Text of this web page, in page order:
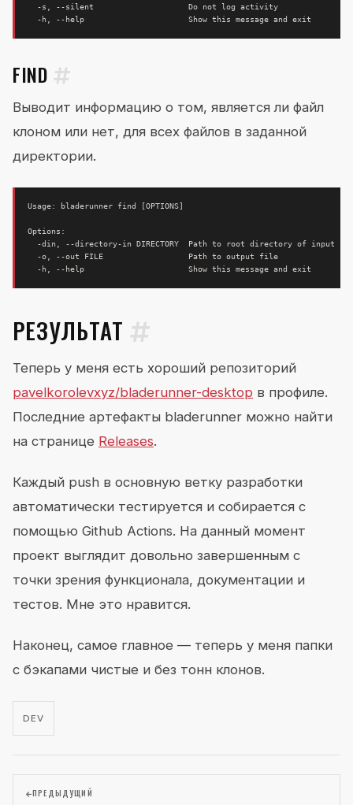
  -h, --help                      Show this message and
exit
FIND
Выводит информацию о том, является ли файл
клоном или нет, для всех файлов в заданной
директории.
Usage: bladerunner find [OPTIONS]
  -h, --help                      Show this message and
exit
РЕЗУЛЬТАТ
Теперь у меня есть хороший репозиторий
pavelkorolevxyz/bladerunner-desktop в профиле.
Последние артефакты bladerunner можно найти
на странице Releases.
Каждый push в основную ветку разработки
автоматически тестируется и собирается с
помощью Github Actions. На данный момент
проект выглядит довольно завершенным с
точки зрения функционала, документации и
тестов. Мне это нравится.
Наконец, самое главное — теперь у меня папки
с бэкапами чистые и без тонн клонов.
DEV
ПРЕДЫДУЩИЙ